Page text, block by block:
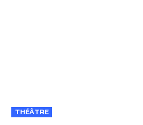
POSTED
IN
THÉÂTRE